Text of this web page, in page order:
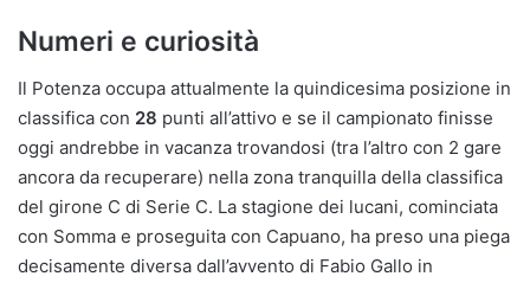
Numeri e curiosità
Il Potenza occupa attualmente la quindicesima posizione in
classifica con 28 punti all’attivo e se il campionato finisse
oggi andrebbe in vacanza trovandosi (tra l’altro con 2 gare
ancora da recuperare) nella zona tranquilla della classifica
del girone C di Serie C. La stagione dei lucani, cominciata
con Somma e proseguita con Capuano, ha preso una piega
decisamente diversa dall’avvento di Fabio Gallo in